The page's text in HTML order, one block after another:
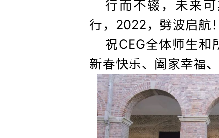
行而不辍，未来
行，2022，劈波启航
祝CEG全体师生和
新春快乐、阖家幸福